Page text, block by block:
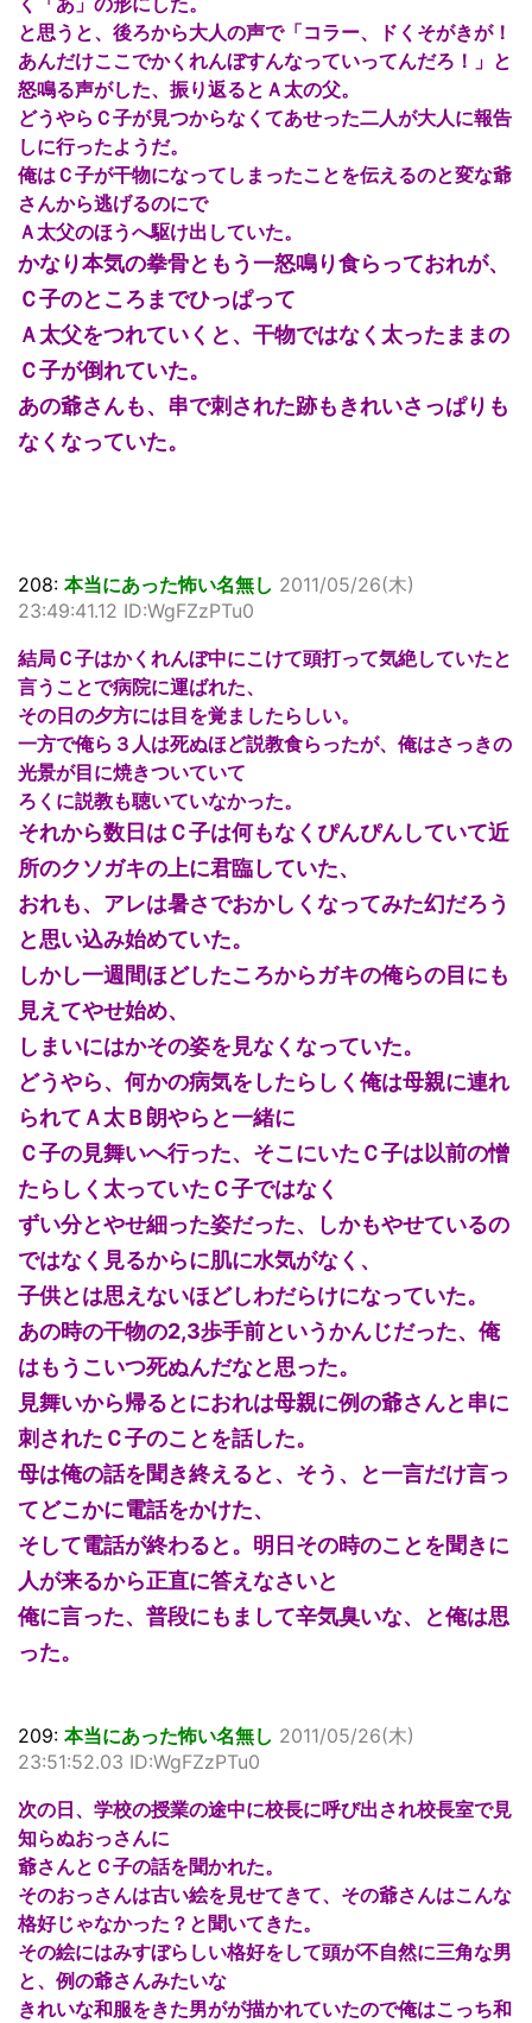
と思うと、後ろから大人の声で「コラー、ドくそがきが！
あんだけここでかくれんぼすんなっていってんだろ！」と
怒鳴る声がした、振り返るとＡ太の父。
どうやらＣ子が見つからなくてあせった二人が大人に報告
しに行ったようだ。
俺はＣ子が干物になってしまったことを伝えるのと変な爺
さんから逃げるのにで
Ａ太父のほうへ駆け出していた。
かなり本気の拳骨ともう一怒鳴り食らっておれが、
Ｃ子のところまでひっぱって
Ａ太父をつれていくと、干物ではなく太ったままの
Ｃ子が倒れていた。
あの爺さんも、串で刺された跡もきれいさっぱりも
なくなっていた。
208: 本当にあった怖い名無し 2011/05/26(木)
23:49:41.12 ID:WgFZzPTu0
結局Ｃ子はかくれんぼ中にこけて頭打って気絶していたと
言うことで病院に運ばれた、
その日の夕方には目を覚ましたらしい。
一方で俺ら３人は死ぬほど説教食らったが、俺はさっきの
光景が目に焼きついていて
ろくに説教も聴いていなかった。
それから数日はＣ子は何もなくぴんぴんしていて近
所のクソガキの上に君臨していた、
おれも、アレは暑さでおかしくなってみた幻だろう
と思い込み始めていた。
しかし一週間ほどしたころからガキの俺らの目にも
見えてやせ始め、
しまいにはかその姿を見なくなっていた。
どうやら、何かの病気をしたらしく俺は母親に連れ
られてＡ太Ｂ朗やらと一緒に
Ｃ子の見舞いへ行った、そこにいたＣ子は以前の憎
たらしく太っていたＣ子ではなく
ずい分とやせ細った姿だった、しかもやせているの
ではなく見るからに肌に水気がなく、
子供とは思えないほどしわだらけになっていた。
あの時の干物の2,3歩手前というかんじだった、俺
はもうこいつ死ぬんだなと思った。
見舞いから帰るとにおれは母親に例の爺さんと串に
刺されたＣ子のことを話した。
母は俺の話を聞き終えると、そう、と一言だけ言っ
てどこかに電話をかけた、
そして電話が終わると。明日その時のことを聞きに
人が来るから正直に答えなさいと
俺に言った、普段にもまして辛気臭いな、と俺は思
った。
209: 本当にあった怖い名無し 2011/05/26(木)
23:51:52.03 ID:WgFZzPTu0
次の日、学校の授業の途中に校長に呼び出され校長室で見
知らぬおっさんに
爺さんとＣ子の話を聞かれた。
そのおっさんは古い絵を見せてきて、その爺さんはこんな
格好じゃなかった？と聞いてきた。
その絵にはみすぼらしい格好をして頭が不自然に三角な男
と、例の爺さんみたいな
きれいな和服をきた男がが描かれていたので俺はこっち和